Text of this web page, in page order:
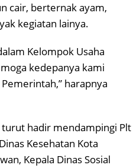
cair, berternak ayam,
kegiatan lainya.
Kelompok Usaha
kedepanya kami
harapnya
hadir mendampingi Plt
Kesehatan Kota
Kepala Dinas Sosial